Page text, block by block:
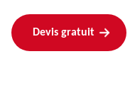
Devis gratuit